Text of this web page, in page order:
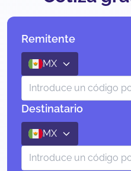
Remitente
MX
Destinatario
MX